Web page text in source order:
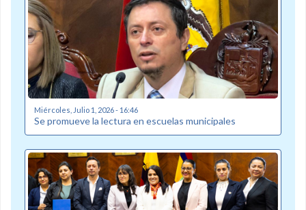
Miércoles, Julio 1, 2026 - 16:46
Se promueve la lectura en escuelas municipales